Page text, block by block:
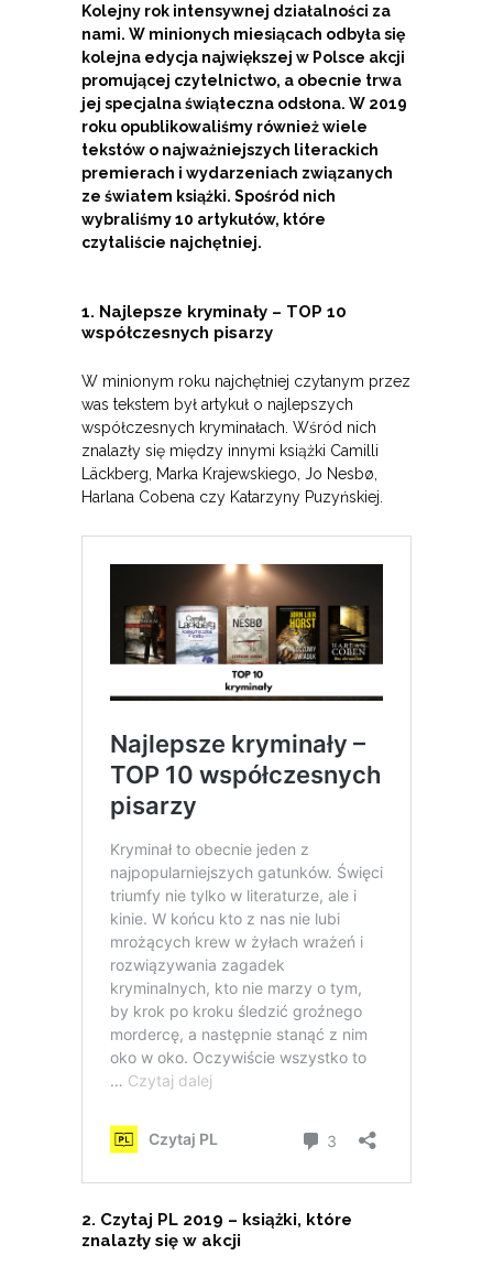
Kolejny rok intensywnej działalności za
nami. W minionych miesiącach odbyła się
kolejna edycja największej w Polsce akcji
promującej czytelnictwo, a obecnie trwa
jej specjalna świąteczna odsłona. W 2019
roku opublikowaliśmy również wiele
tekstów o najważniejszych literackich
premierach i wydarzeniach związanych
ze światem książki. Spośród nich
wybraliśmy 10 artykułów, które
czytaliście najchętniej.
1. Najlepsze kryminały – TOP 10
współczesnych pisarzy
W minionym roku najchętniej czytanym przez
was tekstem był artykuł o najlepszych
współczesnych kryminałach. Wśród nich
znalazły się między innymi książki Camilli
Läckberg, Marka Krajewskiego, Jo Nesbø,
Harlana Cobena czy Katarzyny Puzyńskiej.
2. Czytaj PL 2019 – książki, które
znalazły się w akcji